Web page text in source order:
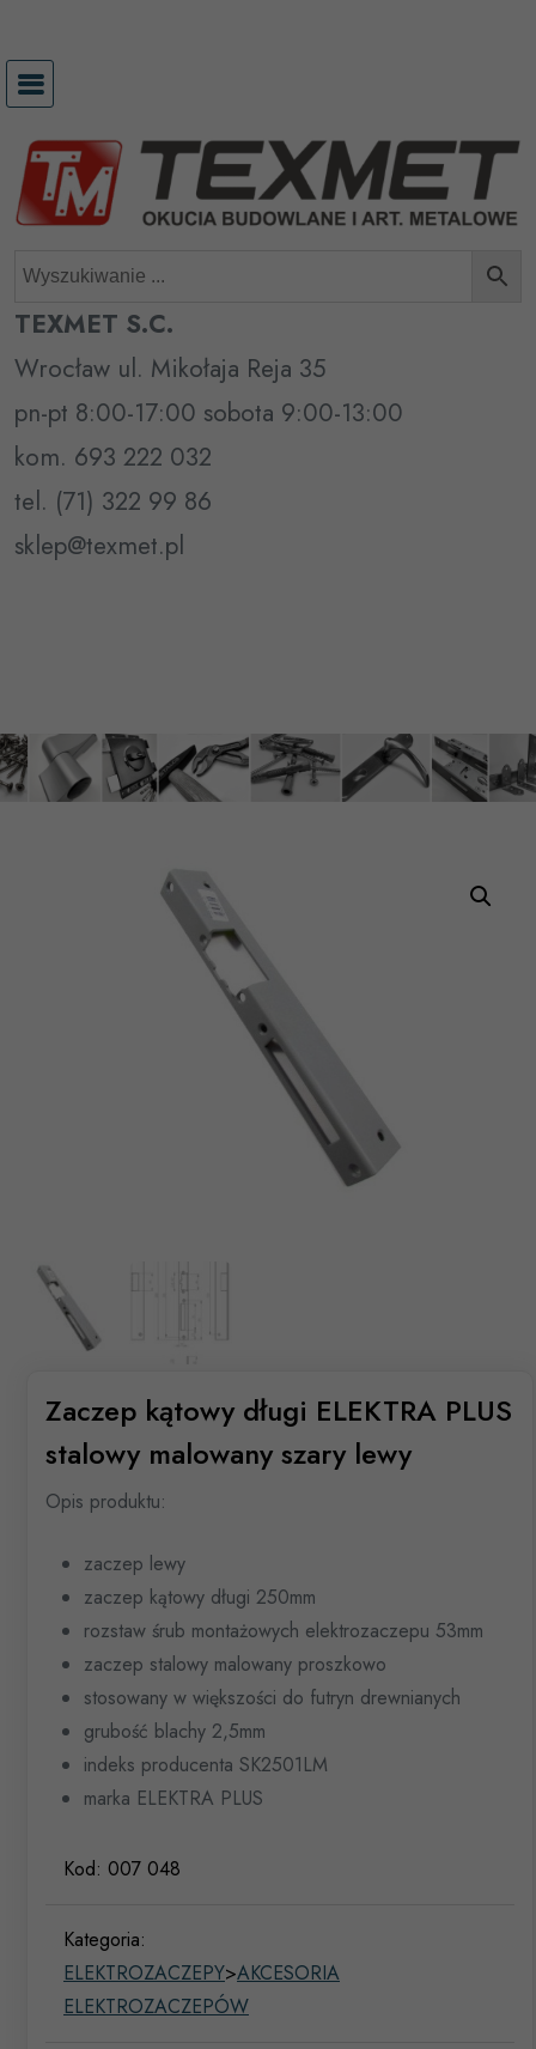
treści
TEXMET S.C.
Wrocław ul. Mikołaja Reja 35
pn-pt 8:00-17:00 sobota 9:00-13:00
kom. 693 222 032
tel. (71) 322 99 86
sklep@texmet.pl
Zaczep kątowy długi ELEKTRA PLUS
stalowy malowany szary lewy
Opis produktu:
zaczep lewy
zaczep kątowy długi 250mm
rozstaw śrub montażowych elektrozaczepu 53mm
zaczep stalowy malowany proszkowo
stosowany w większości do futryn drewnianych
grubość blachy 2,5mm
indeks producenta SK2501LM
marka ELEKTRA PLUS
Kod: 007 048
Kategoria:
ELEKTROZACZEPY>AKCESORIA
ELEKTROZACZEPÓW